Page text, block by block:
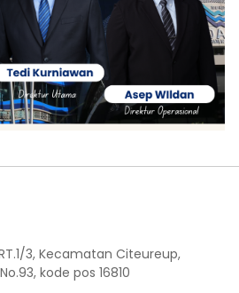
3, Kecamatan Citeureup,
kode pos 16810